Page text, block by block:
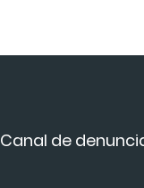
Canal de